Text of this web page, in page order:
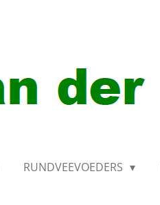
RUNDVEEVOEDERS